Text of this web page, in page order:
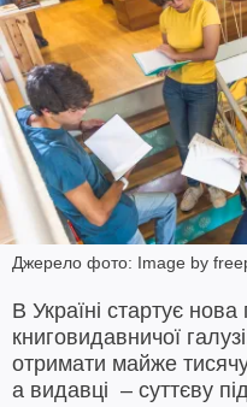
Джерело фото: Image by
В Україні стартує
книговидавничої
отримати майже
а видавці – суттєву